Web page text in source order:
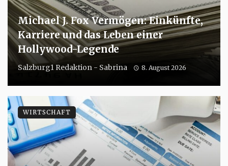
Michael J. Fox Vermögen: Einkünfte,
Karriere und das Leben einer
Hollywood-Legende
Salzburg1 Redaktion - Sabrina 8. August 2026
WIRTSCHAFT